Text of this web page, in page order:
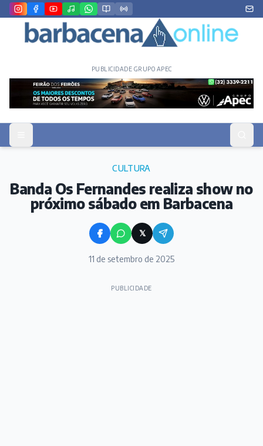
PUBLICIDADE GRUPO APEC
CULTURA
Banda Os Fernandes realiza show no
próximo sábado em Barbacena
𝕏
11 de setembro de 2025
PUBLICIDADE